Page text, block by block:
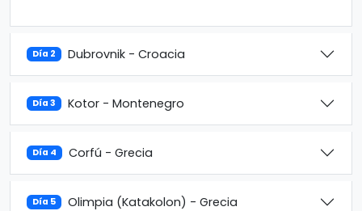
Día 2 Dubrovnik - Croacia
Día 3 Kotor - Montenegro
Día 4 Corfú - Grecia
Día 5 Olimpia (Katakolon) - Grecia